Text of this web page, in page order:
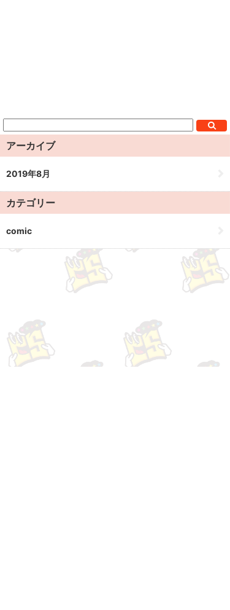
アーカイブ
2019年8月
カテゴリー
comic